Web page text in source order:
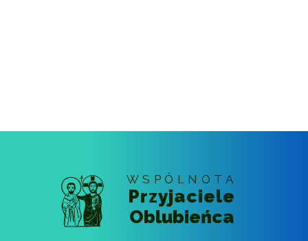
WSPÓLNOTA
Przyjaciele
Oblubieńca